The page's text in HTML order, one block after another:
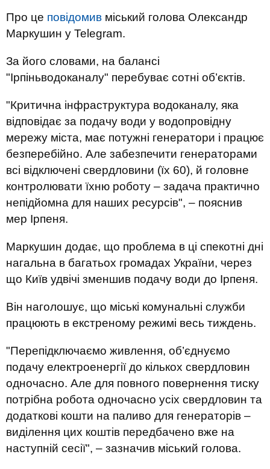
Про це повідомив міський голова Олександр
Маркушин у Telegram.
За його словами, на балансі
"Ірпіньводоканалу" перебуває сотні об’єктів.
"Критична інфраструктура водоканалу, яка
відповідає за подачу води у водопровідну
мережу міста, має потужні генератори і працює
безперебійно. Але забезпечити генераторами
всі відключені свердловини (їх 60), й головне
контролювати їхню роботу – задача практично
непідйомна для наших ресурсів", – пояснив
мер Ірпеня.
Маркушин додає, що проблема в ці спекотні дні
нагальна в багатьох громадах України, через
що Київ удвічі зменшив подачу води до Ірпеня.
Він наголошує, що міські комунальні служби
працюють в екстреному режимі весь тиждень.
"Перепідключаємо живлення, об’єднуємо
подачу електроенергії до кількох свердловин
одночасно. Але для повного повернення тиску
потрібна робота одночасно усіх свердловин та
додаткові кошти на паливо для генераторів –
виділення цих коштів передбачено вже на
наступній сесії", – зазначив міський голова.